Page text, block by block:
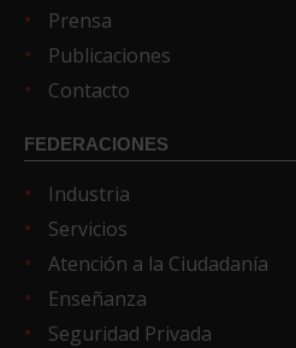
Prensa
Publicaciones
Contacto
FEDERACIONES
Industria
Servicios
Atención a la Ciudadanía
Enseñanza
Seguridad Privada